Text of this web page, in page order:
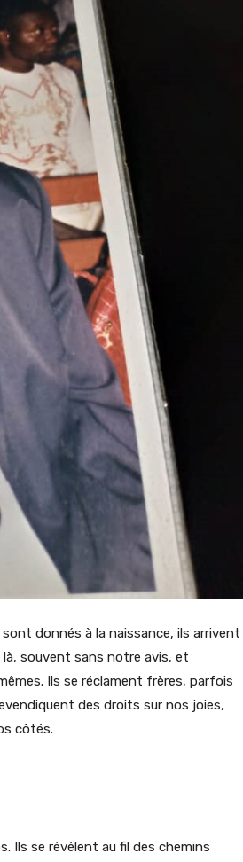
donnés à la naissance, ils arrivent
souvent sans notre avis, et
Ils se réclament frères, parfois
des droits sur nos joies,
côtés.
Ils se révèlent au fil des chemins